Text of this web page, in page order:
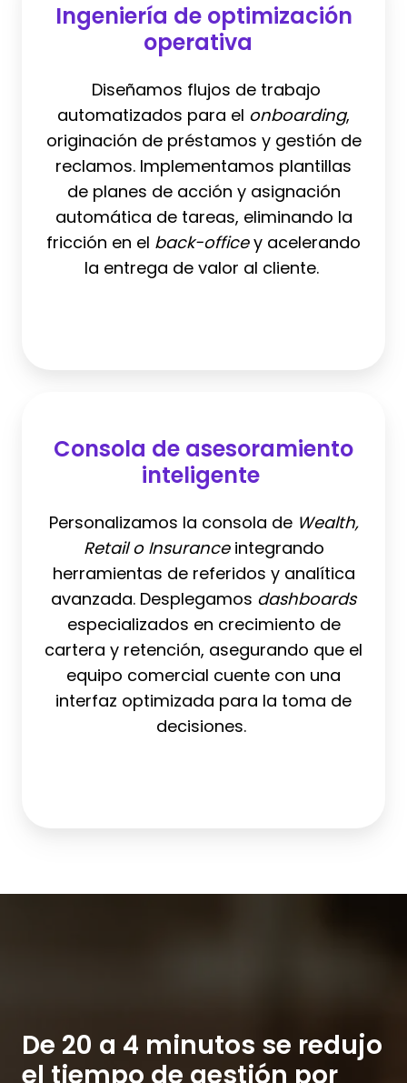
Ingeniería de optimización
operativa
Diseñamos flujos de trabajo
automatizados para el onboarding,
originación de préstamos y gestión de
reclamos. Implementamos plantillas
de planes de acción y asignación
automática de tareas, eliminando la
fricción en el back-officey acelerando
la entrega de valor al cliente.
optimización
operativa
Consola de asesoramiento
inteligente
Personalizamos la consola de Wealth,
Retail o Insuranceintegrando
herramientas de referidos y analítica
avanzada. Desplegamos dashboards
especializados en crecimiento de
cartera y retención, asegurando que el
equipo comercial cuente con una
interfaz optimizada para la toma de
decisiones.
asesoramiento
inteligente
De 20 a 4 minutos se redujo
el tiempo de gestión por